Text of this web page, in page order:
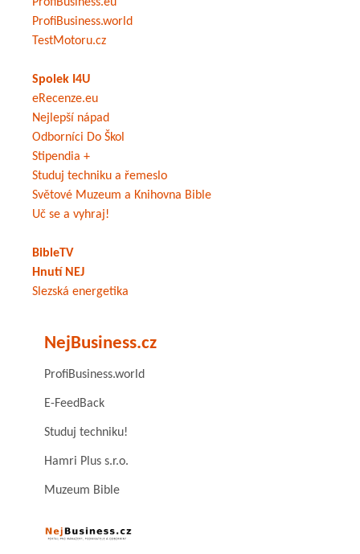
ProfiBusiness.eu
ProfiBusiness.world
TestMotoru.cz
Spolek I4U
eRecenze.eu
Nejlepší nápad
Odborníci Do Škol
Stipendia +
Studuj techniku a řemeslo
Světové Muzeum a Knihovna Bible
Uč se a vyhraj!
BibleTV
Hnutí NEJ
Slezská energetika
NejBusiness.cz
ProfiBusiness.world
E-FeedBack
Studuj techniku!
Hamri Plus s.r.o.
Muzeum Bible